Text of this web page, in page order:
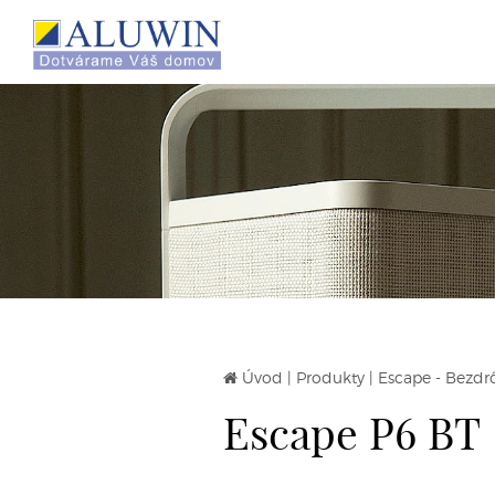
Úvod | Produkty | Escape -
Escape P6 BT